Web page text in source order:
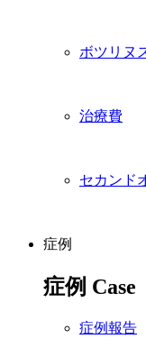
ボツリヌ
治療費
セカンド
症例
症例 Case
症例報告